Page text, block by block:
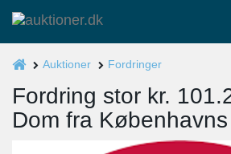
Auktioner Fordringer
Fordring stor kr.
Dom fra